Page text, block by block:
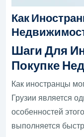
Как
Шаги Для
Покупке
Как иностранцы
Грузии является
особенностей
выполняется